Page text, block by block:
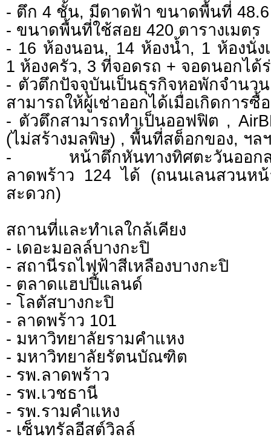
- ตึก 4 ชั้น, มีดาดฟ้า ขนาดพื้นที่ 48.6
- ขนาดพื้นที่ใช้สอย 420 ตารางเมตร
- 16 ห้องนอน, 14 ห้องน้ำ, 1 ห้องนั่
1 ห้องครัว, 3 ที่จอดรถ + จอดนอกได้
- ตัวตึกปัจจุบันเป็นธุรกิจหอพักจำนว
สามารถให้ผู้เช่าออกได้เมื่อเกิดการซื้
- ตัวตึกสามารถทำเป็นออฟฟิต ,
(ไม่สร้างมลพิษ) , พื้นที่สต็อกของ, ฯลฯ
- หน้าตึกหันทางทิศตะวันออกสา
ลาดพร้าว 124 ได้ (ถนนเลนสวนห
สะดวก)
สถานที่และทำเลใกล้เคียง
- เดอะมอลล์บางกะปิ
- สถานีรถไฟฟ้าสีเหลืองบางกะปิ
- ตลาดแฮปปี้แลนด์
- โลตัสบางกะปิ
- ลาดพร้าว 101
- มหาวิทยาลัยรามคำแหง
- มหาวิทยาลัยรัตนบัณฑิต
- รพ.ลาดพร้าว
- รพ.เวชธานี
- รพ.รามคำแหง
- เซ็นทรัลอีสต์วิลล์